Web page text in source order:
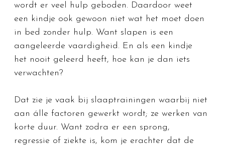
wordt er veel hulp geboden. Daardoor weet
een kindje ook gewoon niet wat het moet doen
in bed zonder hulp. Want slapen is een
aangeleerde vaardigheid. En als een kindje
het nooit geleerd heeft, hoe kan je dan iets
verwachten?
Dat zie je vaak bij slaaptrainingen waarbij niet
aan álle factoren gewerkt wordt; ze werken van
korte duur. Want zodra er een sprong,
regressie of ziekte is, kom je erachter dat de